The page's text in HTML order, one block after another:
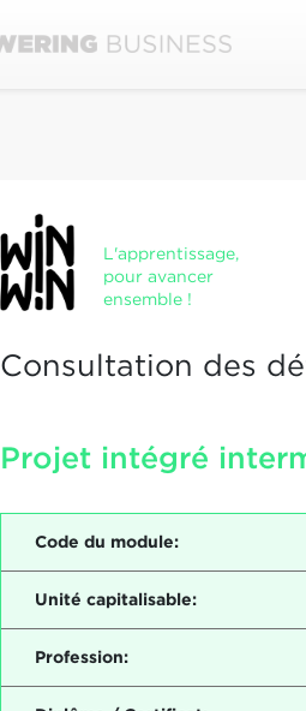
L'apprentissage,
pour avancer
ensemble !
Consultation des
Projet intégré
Code du module:
Unité capitalisable:
Profession: